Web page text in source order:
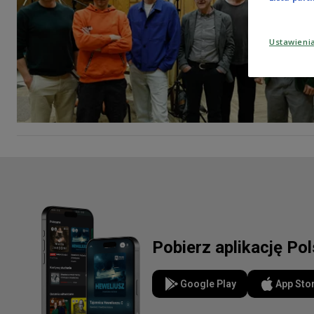
Pobierz aplikację
Google Play App